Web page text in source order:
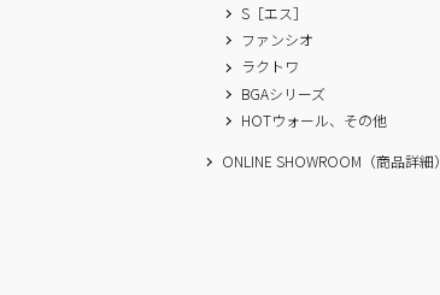
S［エス］
ファンシオ
ラクトワ
BGAシリーズ
HOTウォール、その他
ONLINE SHOWROOM（商品詳細）